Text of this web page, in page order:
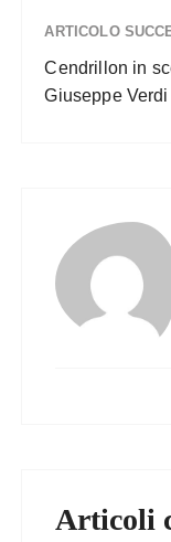
ARTICOLO
Cendrillon in
Giuseppe
Articoli